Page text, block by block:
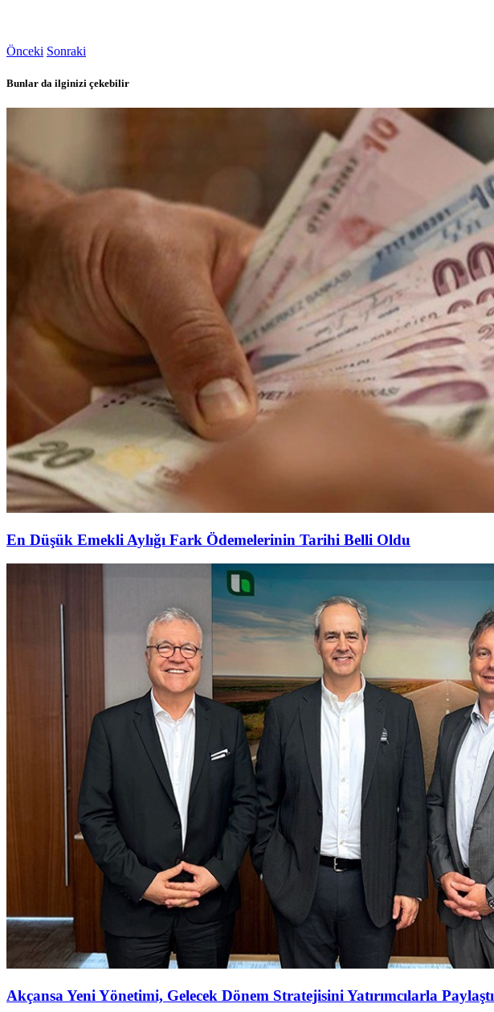
Önceki Sonraki
Bunlar da ilginizi çekebilir
En Düşük Emekli Aylığı Fark Ödemelerinin Tarihi Belli Oldu
Akçansa Yeni Yönetimi, Gelecek Dönem Stratejisini Yatırımcılarla Paylaştı